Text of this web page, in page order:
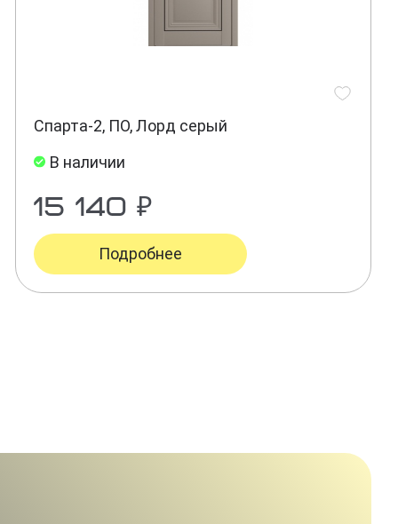
Спарта-2, ПО, Лорд серый
В наличии
15 140 ₽
Подробнее